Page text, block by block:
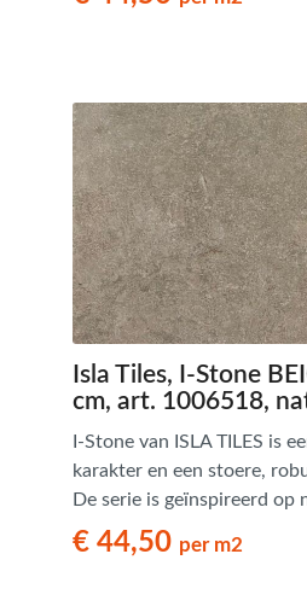
verouderde uitstraling en
Isla Tiles, I-Stone
cm, art. 1006518,
tegels - € 44,50 per
I-Stone van ISLA TILES is
karakter en een stoere,
De serie is geïnspireerd op
zijn opvallende textuur en
in tinten. Dankzij het
€ 44,50 per m2